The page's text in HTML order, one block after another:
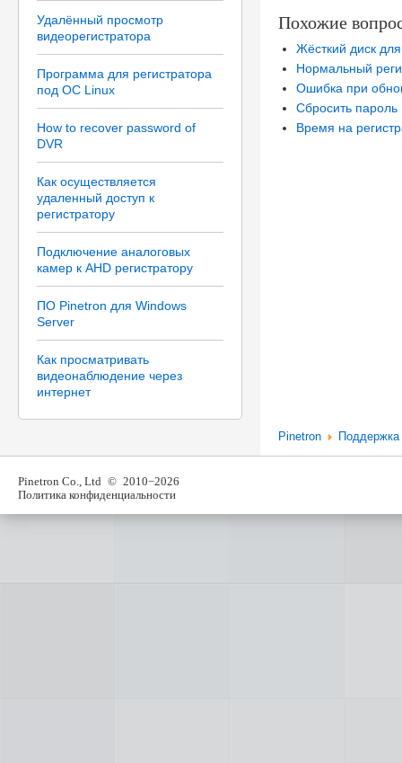
Удалённый просмотр
видеорегистратора
Программа для регистратора
под ОС Linux
How to recover password of
DVR
Как осуществляется
удаленный доступ к
регистратору
Подключение аналоговых
камер к AHD регистратору
ПО Pinetron для Windows
Server
Как просматривать
видеонаблюдение через
интернет
Похожие
Жёсткий диск
Нормальный
Ошибка при
Сбросить пароль
Время на
Pinetron Поддержка
Pinetron Co., Ltd © 2010−2026
Политика конфиденциальности